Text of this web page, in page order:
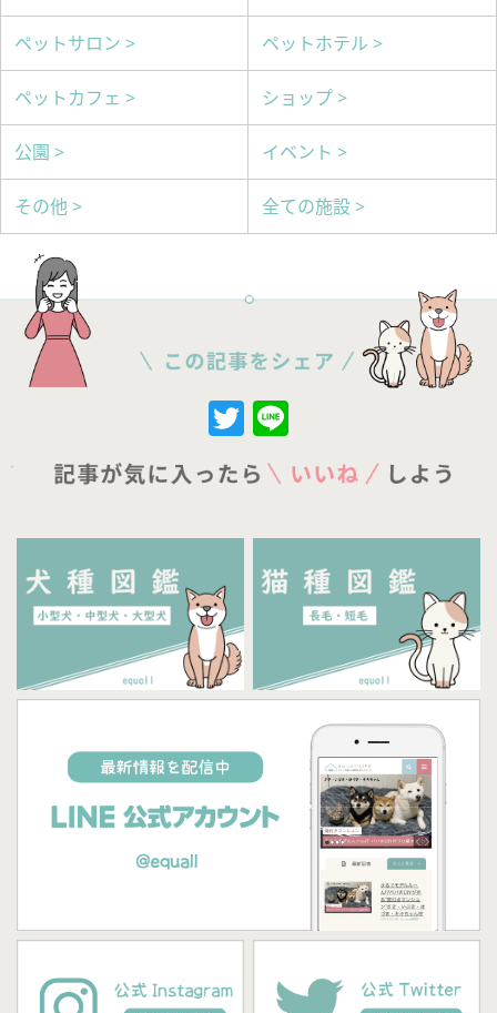
ペットサロン > ペットホテル >
ペットカフェ > ショップ >
公園 > イベント >
その他 > 全ての施設 >
Twitter